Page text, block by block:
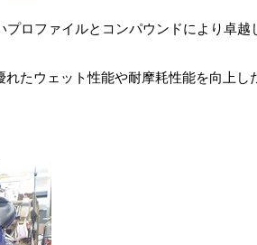
ロファイルとコンパウンドにより卓越
ウェット性能や耐摩耗性能を向上し